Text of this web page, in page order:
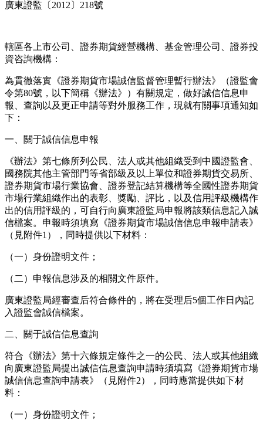
廣東證監〔2012〕218號
轄區各上市公司、證券期貨經營機構、基金管理公司、證券投
資咨詢機構：
為貫徹落實《證券期貨市場誠信監督管理暫行辦法》（證監會
令第80號，以下簡稱《辦法》）有關規定，做好誠信信息申
報、查詢以及更正申請等對外服務工作，現就有關事項通知如
下：
一、關于誠信信息申報
《辦法》第七條所列公民、法人或其他組織受到中國證監會、
國務院其他主管部門等省部級及以上單位和證券期貨交易所、
證券期貨市場行業協會、證券登記結算機構等全國性證券期貨
市場行業組織作出的表彰、獎勵、評比，以及信用評級機構作
出的信用評級的，可自行向廣東證監局申報將該類信息記入誠
信檔案。申報時須填寫《證券期貨市場誠信信息申報申請表》
（見附件1），同時提供以下材料：
（一）身份證明文件；
（二）申報信息涉及的相關文件原件。
廣東證監局經審查后符合條件的，將在受理后5個工作日內記
入證監會誠信檔案。
二、關于誠信信息查詢
符合《辦法》第十六條規定條件之一的公民、法人或其他組織
向廣東證監局提出誠信信息查詢申請時須填寫《證券期貨市場
誠信信息查詢申請表》（見附件2），同時應當提供如下材
料：
（一）身份證明文件；